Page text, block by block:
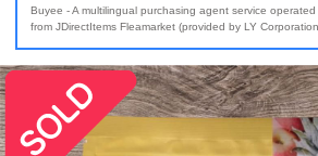
Buyee - A multilingual purchasing agent service
from JDirectItems Fleamarket (provided by LY